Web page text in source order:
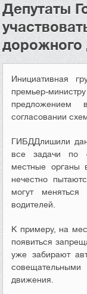
Депутаты
дорожного
Инициативная
премьер-
предложением
согласовании
ГИБДДлишили
все задачи по
местные органы
нечестно
могут
водителей.
К примеру, на
появиться
уже забирают
движения.